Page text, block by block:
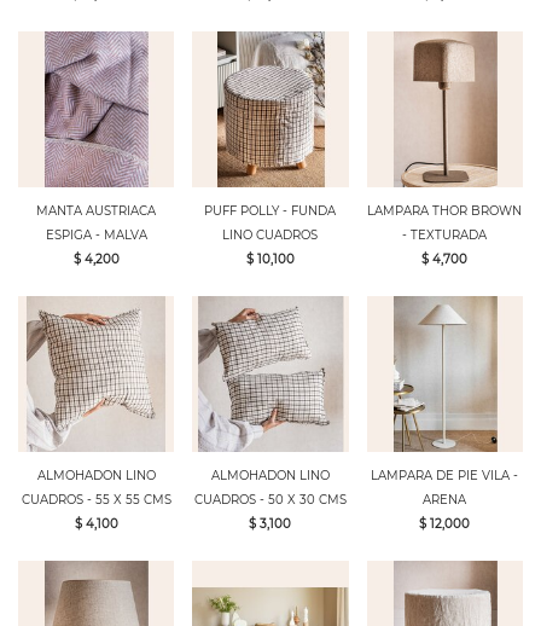
MANTA AUSTRIACA
ESPIGA - MALVA
$ 4,200
PUFF POLLY - FUNDA
LINO CUADROS
$ 10,100
LAMPARA THOR BROWN
- TEXTURADA
$ 4,700
ALMOHADON LINO
CUADROS - 55 X 55 CMS
$ 4,100
ALMOHADON LINO
CUADROS - 50 X 30 CMS
$ 3,100
LAMPARA DE PIE VILA -
ARENA
$ 12,000